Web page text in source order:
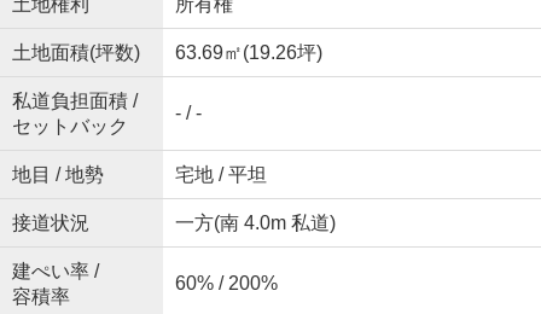
土地権利 所有権
土地面積(坪数) 63.69㎡(19.26坪)
私道負担面積 /
セットバック
- / -
地目 / 地勢 宅地 / 平坦
接道状況 一方(南 4.0m 私道)
建ぺい率 /
容積率
60% / 200%